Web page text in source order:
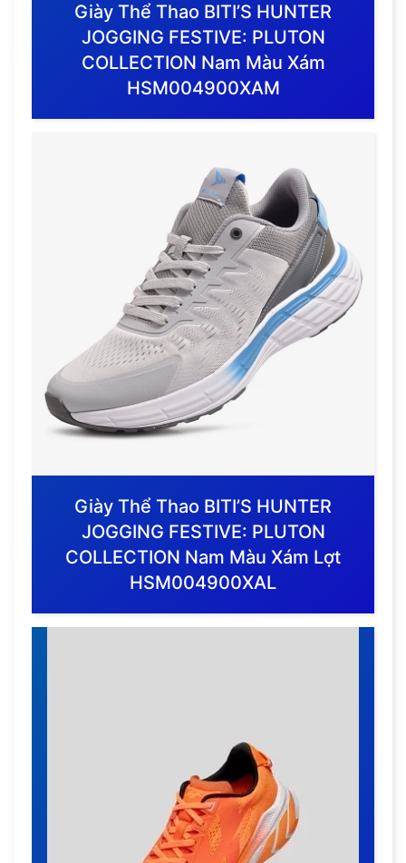
Giày Thể Thao BITI’S HUNTER
JOGGING FESTIVE: PLUTON
COLLECTION Nam Màu Xám
HSM004900XAM
Giày Thể Thao BITI’S HUNTER
JOGGING FESTIVE: PLUTON
COLLECTION Nam Màu Xám Lợt
HSM004900XAL